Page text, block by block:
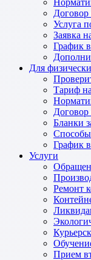
Услуга
Заявка
График
Для
Тариф
Бланки
График
Услуги
Ремонт
Прием